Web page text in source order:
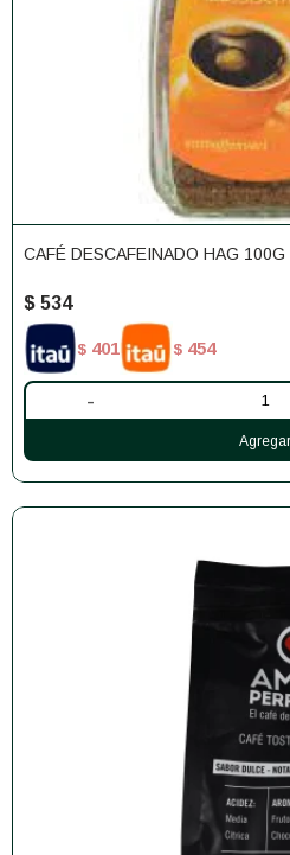
CAFÉ DESCAFEINADO HAG 100G
$ 534
$ 401 $ 454
-